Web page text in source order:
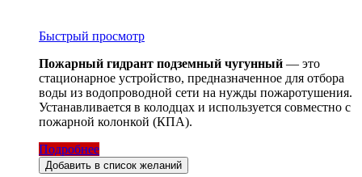
Быстрый просмотр
Пожарный гидрант подземный чугунный — это
стационарное устройство, предназначенное для отбора
воды из водопроводной сети на нужды пожаротушения.
Устанавливается в колодцах и используется совместно с
пожарной колонкой (КПА).
Подробнее
Добавить в список желаний